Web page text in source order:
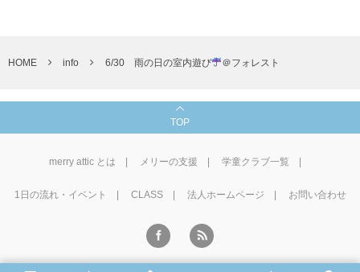
HOME info 6/30 雨の日の室内遊び ＠フォレスト
TOP
merry attic とは メリーの支援 学童クラブ一覧
1⽇の流れ・イベント CLASS 法人ホームページ お問い合わせ